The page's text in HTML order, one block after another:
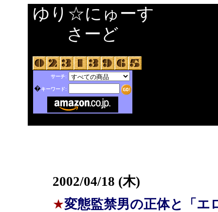
ゆり☆にゅーす
さーど
サーチ:
�キーワード:
2002/04/18 (木)
★変態監禁男の正体と「